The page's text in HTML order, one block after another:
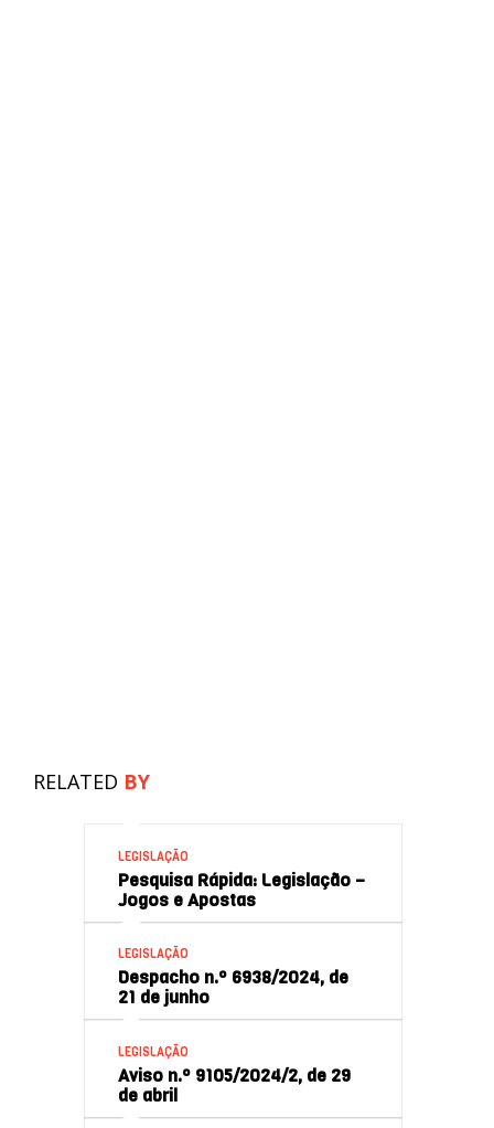
RELATED BY
LEGISLAÇÃO
Pesquisa Rápida: Legislação –
Jogos e Apostas
LEGISLAÇÃO
Despacho n.º 6938/2024, de
21 de junho
LEGISLAÇÃO
Aviso n.º 9105/2024/2, de 29
de abril